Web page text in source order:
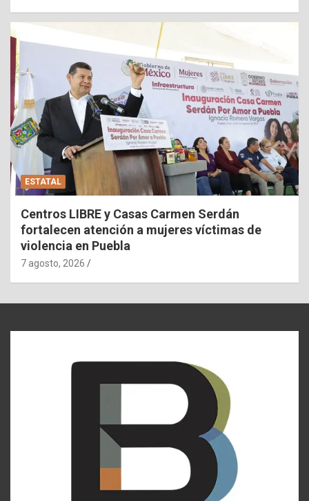
ESTATAL
Centros LIBRE y Casas Carmen Serdán
fortalecen atención a mujeres víctimas de
violencia en Puebla
7 agosto, 2026